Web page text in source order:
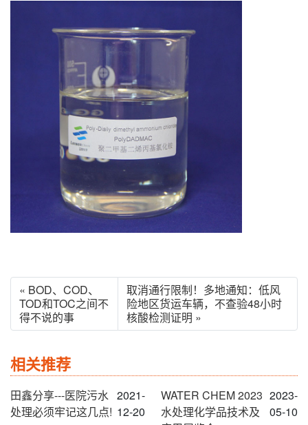
« BOD、COD、
TOD和TOC之间不
得不说的事
取消通行限制！多地通知：低风
险地区货运车辆，不查验48小时
核酸检测证明 »
相关推荐
田鑫分享---医院污水
处理必须牢记这几点!
2021-
12-20
WATER CHEM 2023
水处理化学品技术及
2023-
05-10